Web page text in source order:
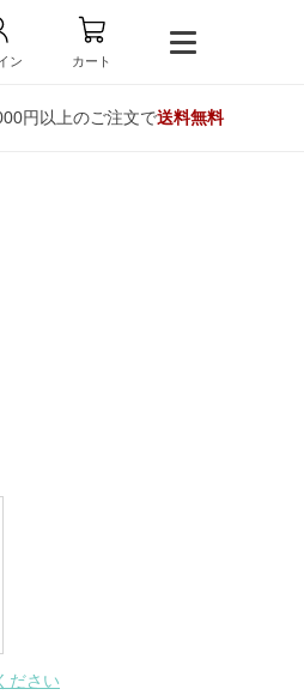
ン カート
円以上のご注文で送料無料
ださい